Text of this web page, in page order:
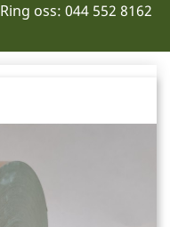
Ring oss: 044 552 8162